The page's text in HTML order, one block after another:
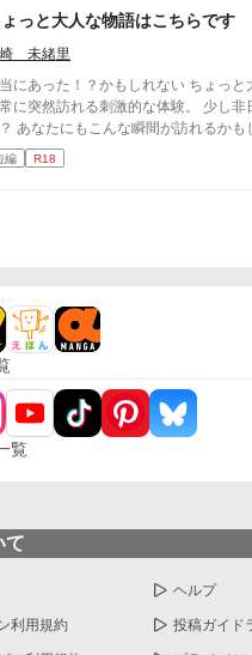
お腹が出て来てる!?」 お姉
っと大人な物語はこちらです
未緒里
にあった！？かもしれない ちょっと
に突然訪れる刺激的な体験。 少し非
あなたにもこんな瞬間が訪れるかもしれま
Gemini PRO、Pixai.artで作成した
並びにUnsplshのロイヤリティフリー
編 R18
覧
て
ヘルプ
利用規約 投稿ガイド